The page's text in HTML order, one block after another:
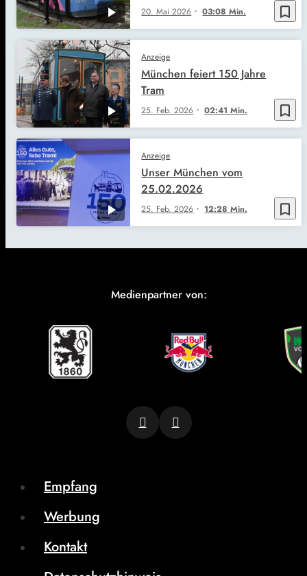
bookmark_border
20. Mai 2026 03:08 Min.
bookmark_border
Anzeige
25. Feb. 2026 02:41 Min.
München feiert 150 Jahre
Tram
bookmark_border
Anzeige
25. Feb. 2026 12:28 Min.
Unser München vom
25.02.2026
Medienpartner von:
Empfang
Werbung
Kontakt